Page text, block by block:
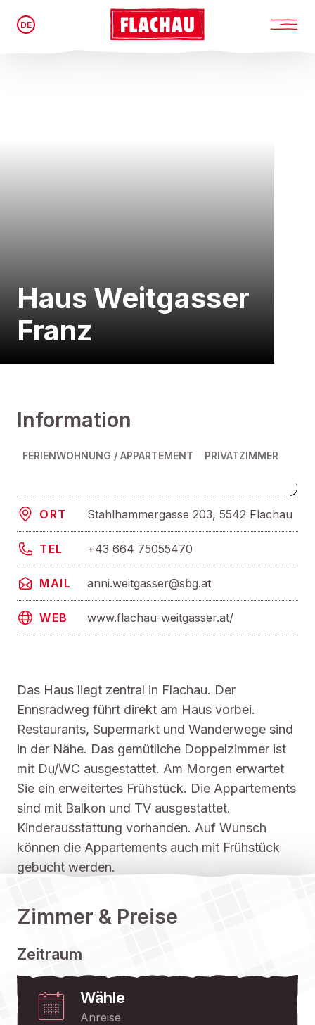
DE
Haus Weitgasser
Franz
Information
FERIENWOHNUNG / APPARTEMENT PRIVATZIMMER
ORT Stahlhammergasse 203, 5542 Flachau
TEL +43 664 75055470
MAIL anni.weitgasser@sbg.at
WEB www.flachau-weitgasser.at/
Das Haus liegt zentral in Flachau. Der
Ennsradweg führt direkt am Haus vorbei.
Restaurants, Supermarkt und Wanderwege sind
in der Nähe. Das gemütliche Doppelzimmer ist
mit Du/WC ausgestattet. Am Morgen erwartet
Sie ein erweitertes Frühstück. Die Appartements
sind mit Balkon und TV ausgestattet.
Kinderausstattung vorhanden. Auf Wunsch
können die Appartements auch mit Frühstück
gebucht werden.
Zimmer & Preise
Zeitraum
Wähle
Anreise